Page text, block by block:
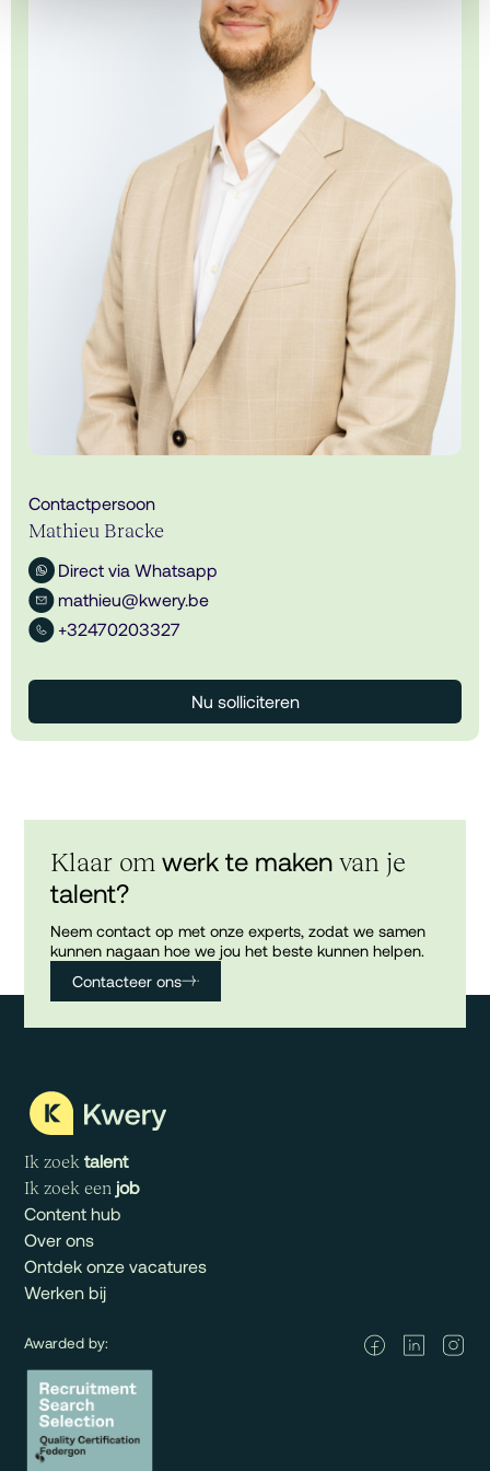
Contactpersoon
Mathieu Bracke
Direct via Whatsapp
mathieu@kwery.be
+32470203327
Nu solliciteren
Klaar om werk te makenvan je
talent?
Neem contact op met onze experts, zodat we samen
kunnen nagaan hoe we jou het beste kunnen helpen.
Contacteer ons
Ik zoek talent
Ik zoek een job
Content hub
Over ons
Ontdek onze vacatures
Werken bij
Awarded by: